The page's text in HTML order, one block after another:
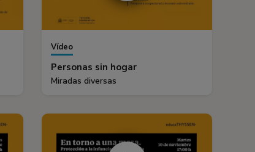
Vídeo
Personas sin hogar
Miradas diversas